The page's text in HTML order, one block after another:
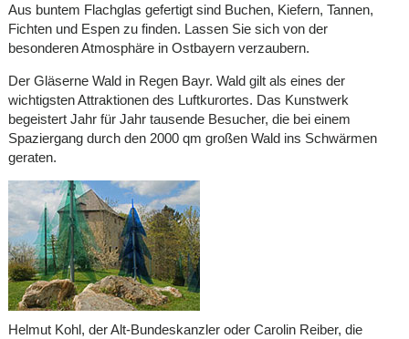
Aus buntem Flachglas gefertigt sind Buchen, Kiefern, Tannen,
Fichten und Espen zu finden. Lassen Sie sich von der
besonderen Atmosphäre in Ostbayern verzaubern.
Der Gläserne Wald in Regen Bayr. Wald gilt als eines der
wichtigsten Attraktionen des Luftkurortes. Das Kunstwerk
begeistert Jahr für Jahr tausende Besucher, die bei einem
Spaziergang durch den 2000 qm großen Wald ins Schwärmen
geraten.
Helmut Kohl, der Alt-Bundeskanzler oder Carolin Reiber, die